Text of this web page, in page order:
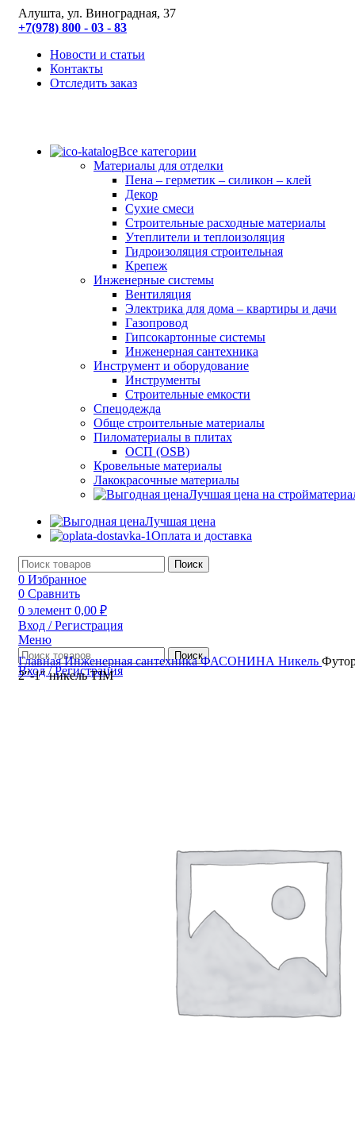
Алушта, ул. Виноградная, 37
+7(978) 800 - 03 - 83
Новости и статьи
Контакты
Отследить заказ
Все категории
Материалы для отделки
Пена – герметик – силикон – клей
Декор
Сухие смеси
Строительные расходные материалы
Утеплители и теплоизоляция
Гидроизоляция строительная
Крепеж
Инженерные системы
Вентиляция
Электрика для дома – квартиры и дачи
Газопровод
Гипсокартонные системы
Инженерная сантехника
Инструмент и оборудование
Инструменты
Строительные емкости
Спецодежда
Обще строительные материалы
Пиломатериалы в плитах
ОСП (OSB)
Кровельные материалы
Лакокрасочные материалы
Лучшая цена на
Лучшая цена
Оплата и доставка
Поиск
0 Избранное
0 Сравнить
0 элемент 0,00 ₽
Вход / Регистрация
Меню
Поиск
Вход / Регистрация
ГлавнаяИнженерная сантехникаФАСОНИНА Никель
2″-1″ никель TIM